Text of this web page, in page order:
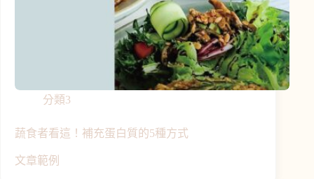
分類3
蔬食者看這！補充蛋白質的5種方式
文章範例